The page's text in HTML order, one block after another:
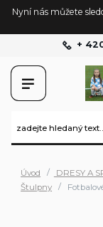
Nyní nás můžete
+
Úvod DRESY A
Štulpny